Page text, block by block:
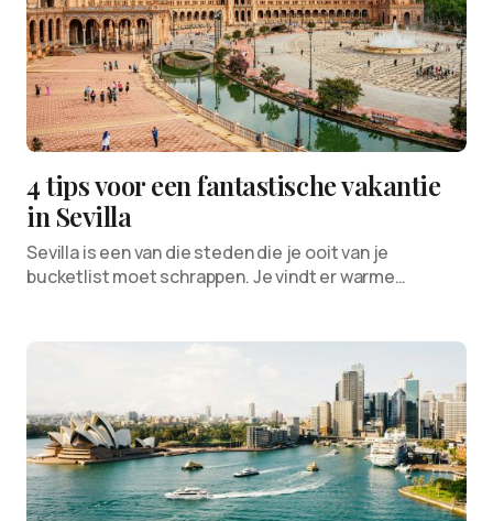
4 tips voor een fantastische vakantie
in Sevilla
Sevilla is een van die steden die je ooit van je
bucketlist moet schrappen. Je vindt er warme…